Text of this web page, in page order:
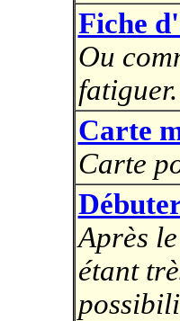
Fiche
Ou
fatiguer.
Carte
Carte
Après
étant